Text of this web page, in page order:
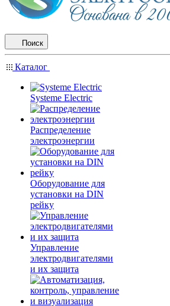
Поиск
Каталог
Systeme Electric
Распределение
электроэнергии
Оборудование для
установки на DIN
рейку
Управление
электродвигателями
и их защита